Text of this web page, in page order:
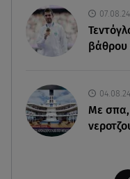
Σαμοθράκη:
από δύσβατο
07.08.24
βάθρου
04.08.24
Με σπα,